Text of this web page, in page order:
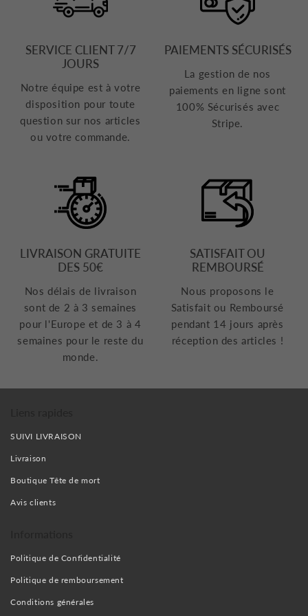
SERVICE CLIENT 7/7
JOURS
Notre équipe est à votre
disposition pour toute
question sur nos articles
ou votre commande.
PAIEMENTS SÉCURISÉS
La gestion de nos
paiements en ligne sont
100% Sécurisés avec
Stripe.
LIVRAISON GRATUITE
DES 50€
Nos délais de livraison
sont de 2 à 3 semaines
pour l'Europe et de 3 à 4
semaines pour le reste du
monde.
SATISFAIT OU
REMBOURSÉ
Nous proposons le
Satisfait ou Remboursé
pendant 14 jours après
réception des articles !
SUIVI LIVRAISON
Livraison
Boutique Tête de mort
Avis clients
Politique de Confidentialité
Politique de remboursement
Conditions générales